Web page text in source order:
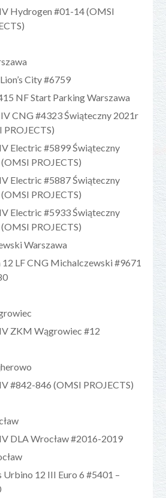
Hydrogen #01-14 (OMSI
City #6759
NF Start Parking Warszawa
IV CNG #4323 Świąteczny 2021r
PROJECTS)
Electric #5899 Świąteczny
PROJECTS)
Electric #5887 Świąteczny
PROJECTS)
Electric #5933 Świąteczny
PROJECTS)
Warszawa
12 LF CNG Michalczewski #9671
ZKM Wągrowiec #12
#842-846 (OMSI PROJECTS)
DLA Wrocław #2016-2019
Urbino 12 III Euro 6 #5401 –